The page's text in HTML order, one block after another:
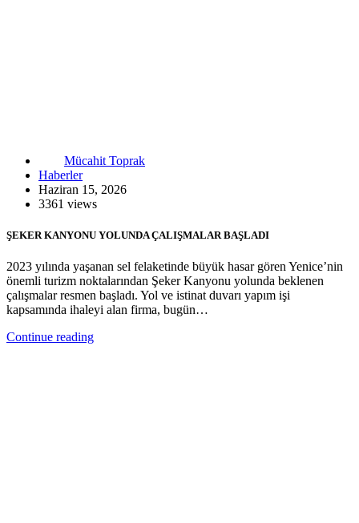
Mücahit Toprak
Haberler
Haziran 15, 2026
3361 views
ŞEKER KANYONU YOLUNDA ÇALIŞMALAR BAŞLADI
2023 yılında yaşanan sel felaketinde büyük hasar gören Yenice’nin
önemli turizm noktalarından Şeker Kanyonu yolunda beklenen
çalışmalar resmen başladı. Yol ve istinat duvarı yapım işi
kapsamında ihaleyi alan firma, bugün…
Continue reading